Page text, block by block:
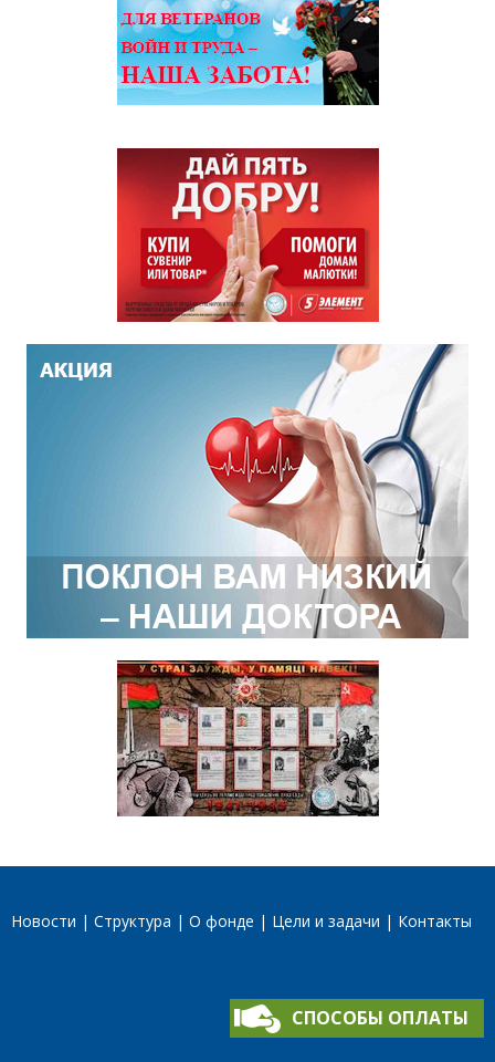
Новости Структура О фонде Цели и задачи Контакты
СПОСОБЫ ОПЛАТЫ